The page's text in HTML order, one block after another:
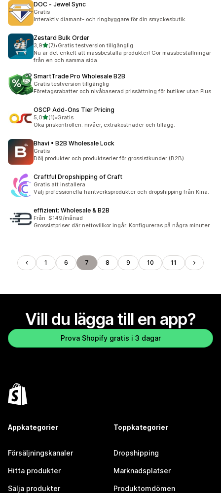
DOC ‑ Jewel Sync
Gratis
Interaktiv diamant- och ringbyggare för din smyckesbutik.
Zestard Bulk Order
3,9av 5 stjärnor
(7)
7 recensioner totalt
•Gratis testversion tillgänglig
Nu är det enkelt att massbeställa produkter! Gör massbeställningar
från en och samma sida.
SmartTrade Pro Wholesale B2B
Gratis testversion tillgänglig
Företagsrabatter och nivåbaserad prissättning för butiker utan Plus
OSCP Add‑Ons Tier Pricing
5,0av 5 stjärnor
(1)
1 recensioner totalt
•Gratis
Öka priskontrollen: nivåer, extrakostnader och tillägg.
Bhavi • B2B Wholesale Lock
Gratis
Dölj produkter och produktserier för grossistkunder (B2B).
Craftful Dropshipping of Craft
Gratis att installera
Välj professionella hantverksprodukter och dropshipping från Kina.
effizient: Wholesale & B2B
Från $149/månad
Grossistpriser där nettovillkor ingår. Konfigureras på några minuter.
1 6 7 8 9 10 11
Vill du lägga till en app?
Prova Shopify gratis i 3 dagar
Appkategorier
Försäljningskanaler
Hitta produkter
Sälja produkter
Toppkategorier
Dropshipping
Marknadsplatser
Produktomdömen